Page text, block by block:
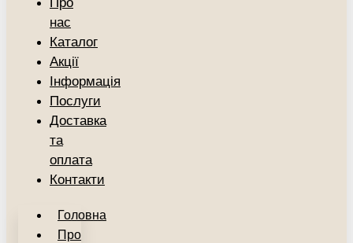
нас
Каталог
Акції
Інформація
Послуги
Доставка
та
оплата
Контакти
Головна
Про